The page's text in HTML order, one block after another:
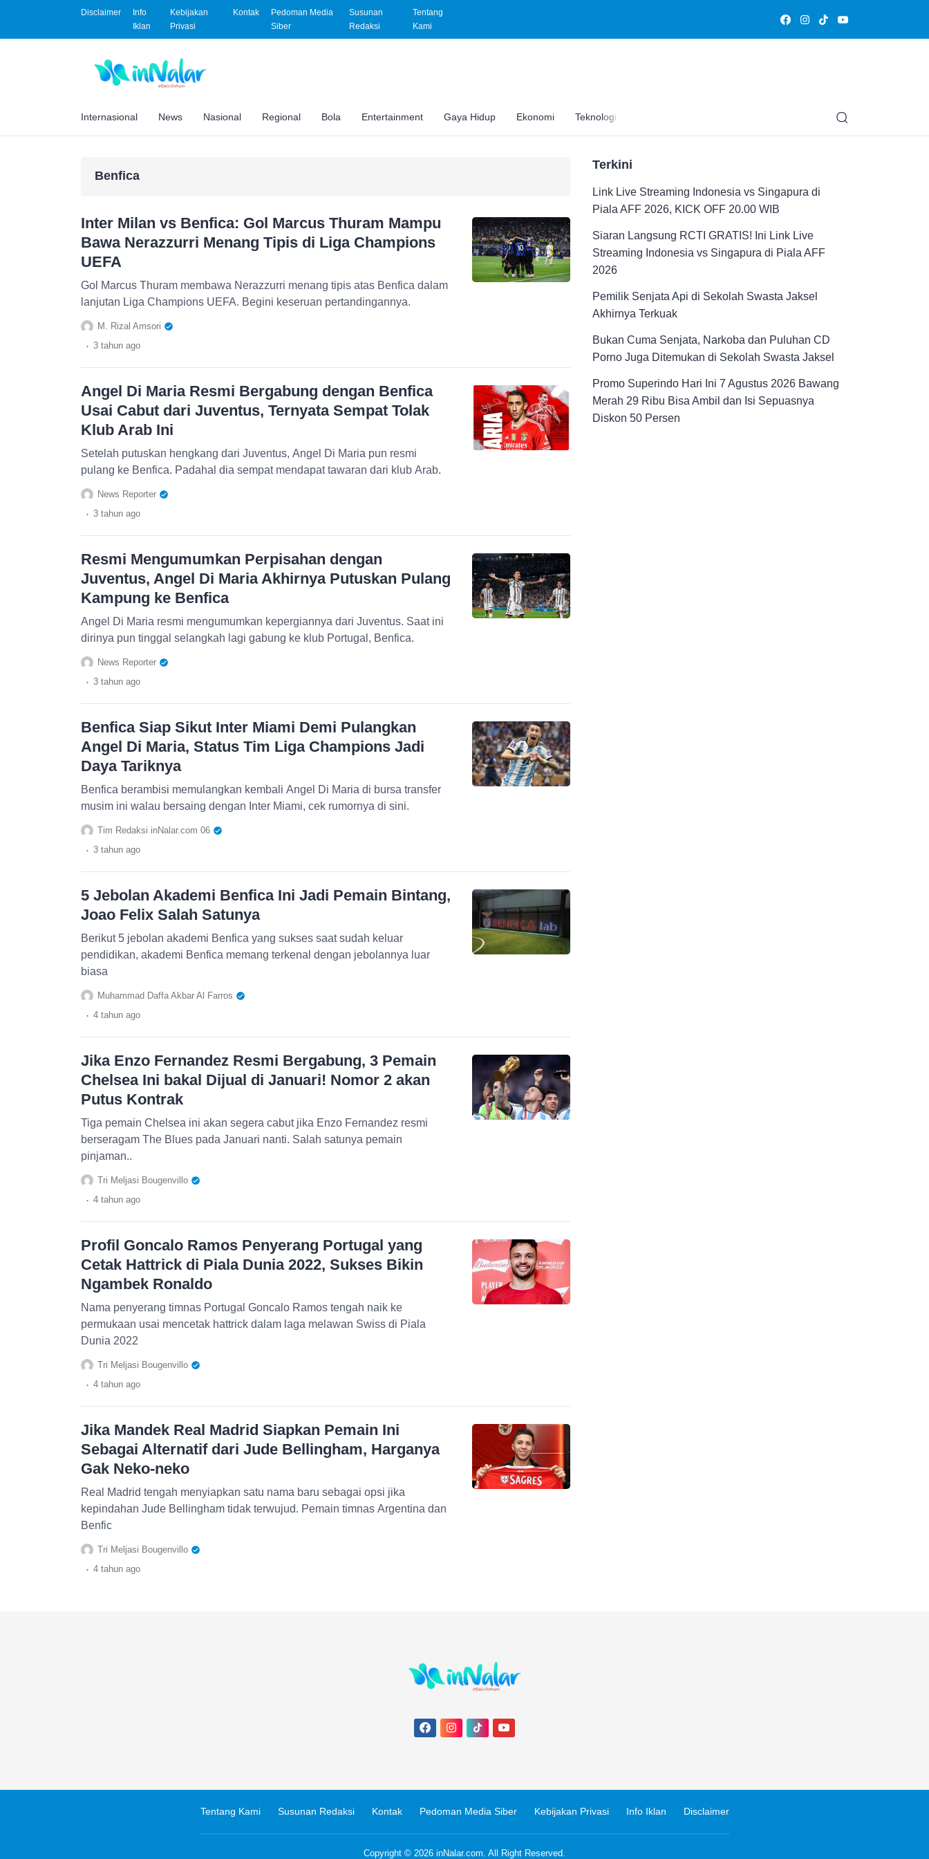
Disclaimer
Info
Iklan
Kebijakan
Privasi
Kontak
Pedoman Media
Siber
Susunan
Redaksi
Tentang
Kami
Internasional News Nasional Regional Bola Entertainment Gaya Hidup Ekonomi Teknologi Edukasi
Benfica
Inter Milan vs Benfica: Gol Marcus Thuram Mampu
Bawa Nerazzurri Menang Tipis di Liga Champions
UEFA
Gol Marcus Thuram membawa Nerazzurri menang tipis atas Benfica dalam
lanjutan Liga Champions UEFA. Begini keseruan pertandingannya.
M. Rizal Amsori
. 3 tahun ago
Angel Di Maria Resmi Bergabung dengan Benfica
Usai Cabut dari Juventus, Ternyata Sempat Tolak
Klub Arab Ini
Setelah putuskan hengkang dari Juventus, Angel Di Maria pun resmi
pulang ke Benfica. Padahal dia sempat mendapat tawaran dari klub Arab.
News Reporter
. 3 tahun ago
Resmi Mengumumkan Perpisahan dengan
Juventus, Angel Di Maria Akhirnya Putuskan Pulang
Kampung ke Benfica
Angel Di Maria resmi mengumumkan kepergiannya dari Juventus. Saat ini
dirinya pun tinggal selangkah lagi gabung ke klub Portugal, Benfica.
News Reporter
. 3 tahun ago
Benfica Siap Sikut Inter Miami Demi Pulangkan
Angel Di Maria, Status Tim Liga Champions Jadi
Daya Tariknya
Benfica berambisi memulangkan kembali Angel Di Maria di bursa transfer
musim ini walau bersaing dengan Inter Miami, cek rumornya di sini.
Tim Redaksi inNalar.com 06
. 3 tahun ago
5 Jebolan Akademi Benfica Ini Jadi Pemain Bintang,
Joao Felix Salah Satunya
Berikut 5 jebolan akademi Benfica yang sukses saat sudah keluar
pendidikan, akademi Benfica memang terkenal dengan jebolannya luar
biasa
Muhammad Daffa Akbar Al Farros
. 4 tahun ago
Jika Enzo Fernandez Resmi Bergabung, 3 Pemain
Chelsea Ini bakal Dijual di Januari! Nomor 2 akan
Putus Kontrak
Tiga pemain Chelsea ini akan segera cabut jika Enzo Fernandez resmi
berseragam The Blues pada Januari nanti. Salah satunya pemain
pinjaman..
Tri Meljasi Bougenvillo
. 4 tahun ago
Profil Goncalo Ramos Penyerang Portugal yang
Cetak Hattrick di Piala Dunia 2022, Sukses Bikin
Ngambek Ronaldo
Nama penyerang timnas Portugal Goncalo Ramos tengah naik ke
permukaan usai mencetak hattrick dalam laga melawan Swiss di Piala
Dunia 2022
Tri Meljasi Bougenvillo
. 4 tahun ago
Jika Mandek Real Madrid Siapkan Pemain Ini
Sebagai Alternatif dari Jude Bellingham, Harganya
Gak Neko-neko
Real Madrid tengah menyiapkan satu nama baru sebagai opsi jika
kepindahan Jude Bellingham tidak terwujud. Pemain timnas Argentina dan
Benfic
Tri Meljasi Bougenvillo
. 4 tahun ago
Terkini
Link Live Streaming Indonesia vs Singapura di
Piala AFF 2026, KICK OFF 20.00 WIB
Siaran Langsung RCTI GRATIS! Ini Link Live
Streaming Indonesia vs Singapura di Piala AFF
2026
Pemilik Senjata Api di Sekolah Swasta Jaksel
Akhirnya Terkuak
Bukan Cuma Senjata, Narkoba dan Puluhan CD
Porno Juga Ditemukan di Sekolah Swasta Jaksel
Promo Superindo Hari Ini 7 Agustus 2026 Bawang
Merah 29 Ribu Bisa Ambil dan Isi Sepuasnya
Diskon 50 Persen
Tentang Kami Susunan Redaksi Kontak Pedoman Media Siber Kebijakan Privasi Info Iklan Disclaimer
Copyright © 2026 inNalar.com. All Right Reserved.